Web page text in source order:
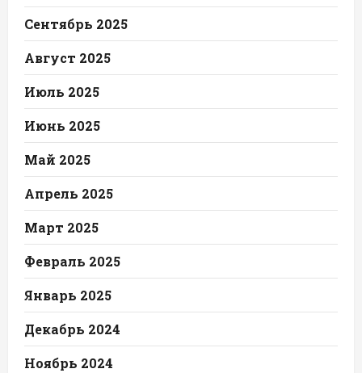
Сентябрь 2025
Август 2025
Июль 2025
Июнь 2025
Май 2025
Апрель 2025
Март 2025
Февраль 2025
Январь 2025
Декабрь 2024
Ноябрь 2024